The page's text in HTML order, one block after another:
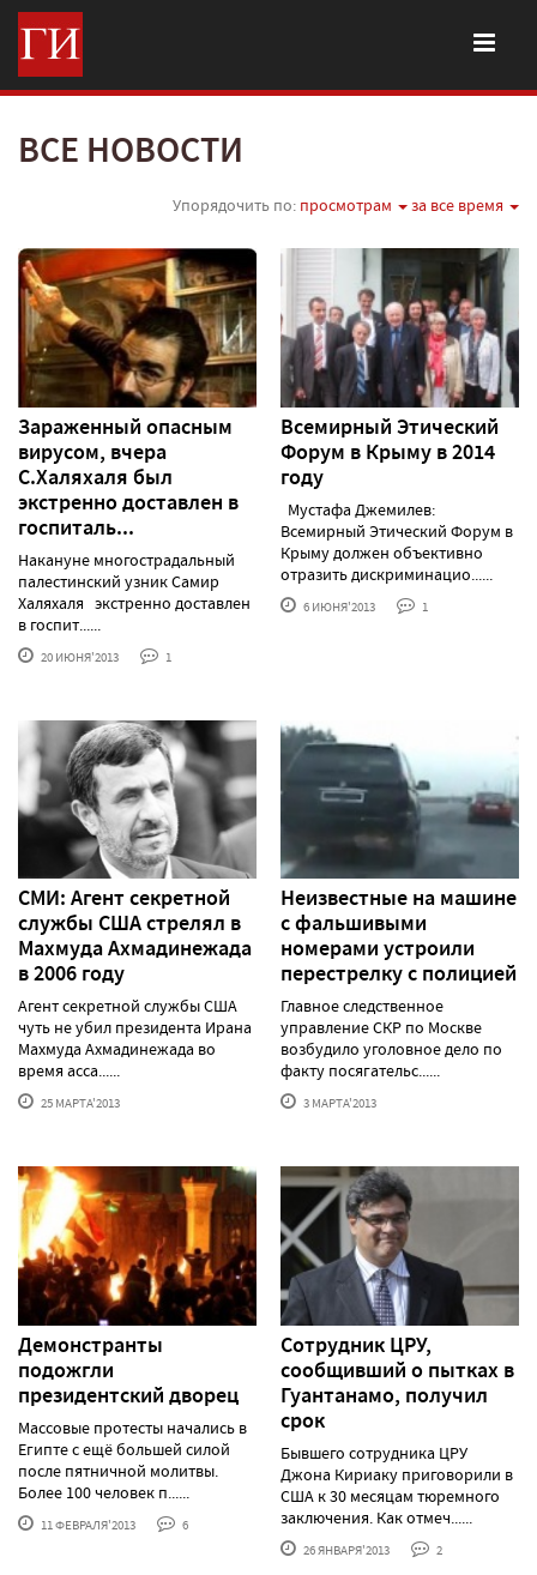
ВСЕ НОВОСТИ
Упорядочить по: просмотрам за все время
Зараженный опасным
вирусом, вчера
С.Халяхаля был
экстренно доставлен в
госпиталь...
Накануне многострадальный
палестинский узник Самир
Халяхаля экстренно доставлен
в госпит......
20 ИЮНЯ'2013 1
Всемирный Этический
Форум в Крыму в 2014
году
Мустафа Джемилев:
Всемирный Этический Форум в
Крыму должен объективно
отразить дискриминацио......
6 ИЮНЯ'2013 1
СМИ: Агент секретной
службы США стрелял в
Махмуда Ахмадинежада
в 2006 году
Агент секретной службы США
чуть не убил президента Ирана
Махмуда Ахмадинежада во
время асса......
25 МАРТА'2013
Неизвестные на машине
с фальшивыми
номерами устроили
перестрелку с полицией
Главное следственное
управление СКР по Москве
возбудило уголовное дело по
факту посягательс......
3 МАРТА'2013
Демонстранты
подожгли
президентский дворец
Массовые протесты начались в
Египте с ещё большей силой
после пятничной молитвы.
Более 100 человек п......
11 ФЕВРАЛЯ'2013 6
Сотрудник ЦРУ,
сообщивший о пытках в
Гуантанамо, получил
срок
Бывшего сотрудника ЦРУ
Джона Кириаку приговорили в
США к 30 месяцам тюремного
заключения. Как отмеч......
26 ЯНВАРЯ'2013 2